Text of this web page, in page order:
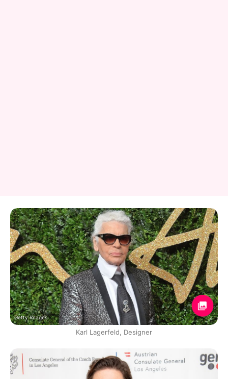
Getty Images
Karl Lagerfeld, Designer